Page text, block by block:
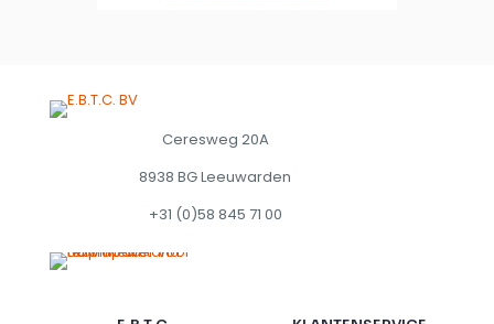
Ceresweg 20A
8938 BG Leeuwarden
+31 (0)58 845 71 00